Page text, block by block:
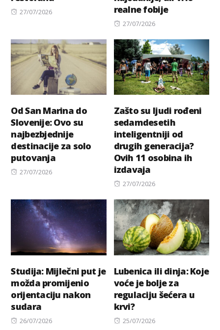
Posted
27/07/2026
realne fobije
Posted
27/07/2026
Od San Marina do
Slovenije: Ovo su
najbezbjednije
destinacije za solo
putovanja
Posted
27/07/2026
Zašto su ljudi rođeni
sedamdesetih
inteligentniji od
drugih generacija?
Ovih 11 osobina ih
izdavaja
Posted
27/07/2026
Studija: Mijlečni put je
možda promijenio
orijentaciju nakon
sudara
Posted
26/07/2026
Lubenica ili dinja: Koje
voće je bolje za
regulaciju šećera u
krvi?
Posted
25/07/2026